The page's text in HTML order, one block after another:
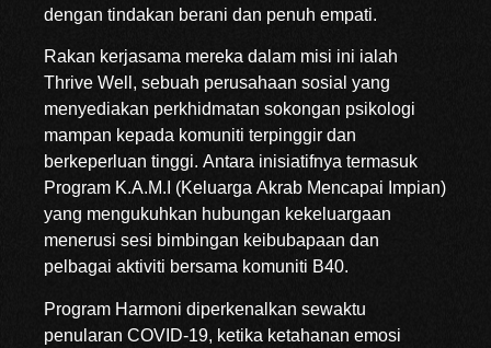
dengan tindakan berani dan penuh empati.
Rakan kerjasama mereka dalam misi ini ialah
Thrive Well, sebuah perusahaan sosial yang
menyediakan perkhidmatan sokongan psikologi
mampan kepada komuniti terpinggir dan
berkeperluan tinggi. Antara inisiatifnya termasuk
Program K.A.M.I (Keluarga Akrab Mencapai Impian)
yang mengukuhkan hubungan kekeluargaan
menerusi sesi bimbingan keibubapaan dan
pelbagai aktiviti bersama komuniti B40.
Program Harmoni diperkenalkan sewaktu
penularan COVID-19, ketika ketahanan emosi